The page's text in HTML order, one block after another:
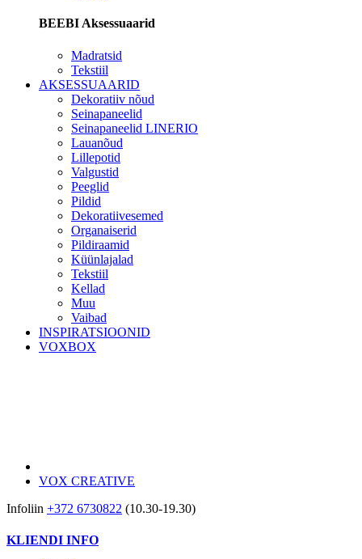
BEEBI Aksessuaarid
Madratsid
Tekstiil
AKSESSUAARID
Dekoratiiv nõud
Seinapaneelid
Seinapaneelid LINERIO
Lauanõud
Lillepotid
Valgustid
Peeglid
Pildid
Dekoratiivesemed
Organaiserid
Pildiraamid
Küünlajalad
Tekstiil
Kellad
Muu
Vaibad
INSPIRATSIOONID
VOXBOX
VOX CREATIVE
Infoliin +372 6730822 (10.30-19.30)
KLIENDI INFO